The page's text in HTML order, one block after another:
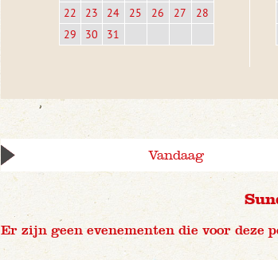
22
23 24 25 26 27
28
29
30 31
Vandaag
Er zijn geen evenementen die voor deze